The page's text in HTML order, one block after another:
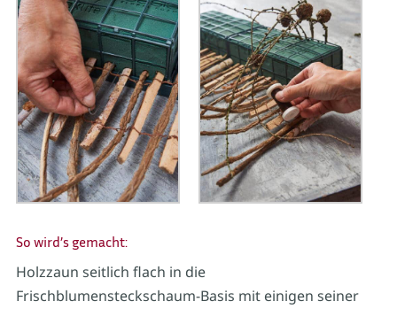
So wird’s gemacht:
Holzzaun seitlich flach in die
Frischblumensteckschaum-Basis mit einigen seiner